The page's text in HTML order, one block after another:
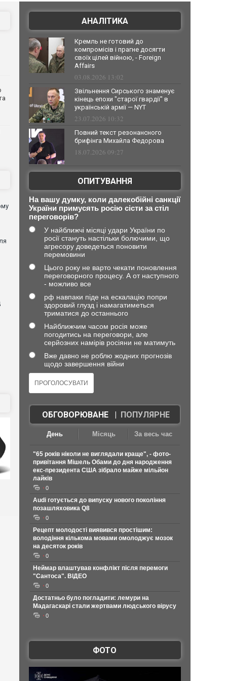
АНАЛІТИКА
Кремль не готовий до
компромісів і прагне досягти
своїх цілей війною, - Foreign
Affairs
03.08.2026 13:02
Звільнення Сирського знаменує
кінець епохи "старої гвардії" в
українській армії — NYT
23.07.2026 10:32
Повний текст резонансного
брифінга Михайла Федорова
18.07.2026 09:27
ОПИТУВАННЯ
На вашу думку, коли далекобійні санкції
України примусять росію сісти за стіл
переговорів?
У найближчі місяці удари України по
росії стануть настільки болючими, що
агресору доведеться поновити
перемовини
Цього року не варто чекати поновлення
переговорного процесу. А от наступного
- можливо все
рф навпаки піде на ескалацію попри
здоровий глузд і намагатиметься
триматися до останнього
Найближчим часом росія може
погодитись на переговори, але
серйозних намірів росіяни не матимуть
Вже давно не роблю жодних прогнозів
щодо завершення війни
ОБГОВОРЮВАНЕ| ПОПУЛЯРНЕ
День Місяць За весь час
"65 років ніколи не виглядали краще", - фото-
привітання Мішель Обами до дня народження
екс-президента США зібрало майже мільйон
лайків
0
Audi готується до випуску нового покоління
позашляховика Q8
0
Рецепт молодості виявився простішим:
володіння кількома мовами омолоджує мозок
на десяток років
0
Неймар влаштував конфлікт після перемоги
"Сантоса". ВІДЕО
0
Достатньо було погладити: лемури на
Мадагаскарі стали жертвами людського вірусу
0
ФОТО